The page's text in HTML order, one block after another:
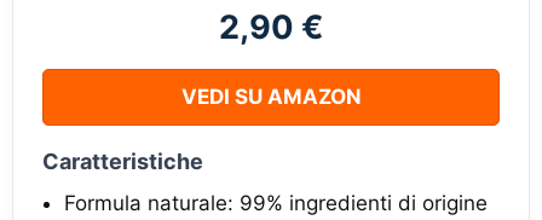
2,90 €
VEDI SU AMAZON
Caratteristiche
Formula naturale: 99% ingredienti di origine